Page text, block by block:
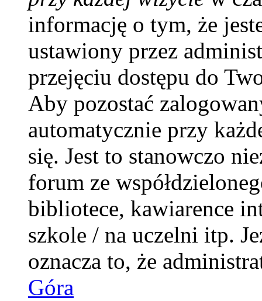
informację o tym, że
ustawiony przez
przejęciu dostępu do
Aby pozostać
automatycznie przy
się. Jest to stanowczo
forum ze
bibliotece, kawiarence
szkole / na uczelni itp.
oznacza to, że
Góra